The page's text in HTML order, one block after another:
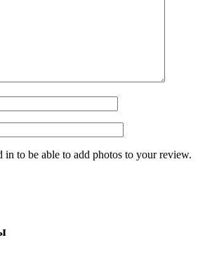
in to be able to add photos to your review.